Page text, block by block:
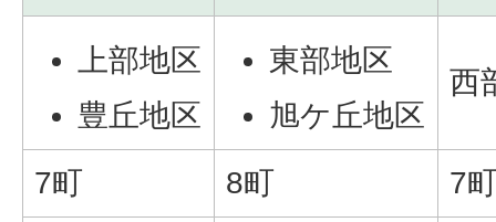
上部地区
豊丘地区
東部地区
旭ケ丘地区
西
7町 8町
7